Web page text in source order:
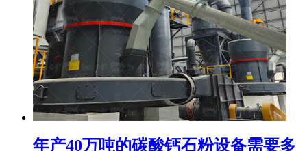
年产40万吨的碳酸钙石粉设备需要多